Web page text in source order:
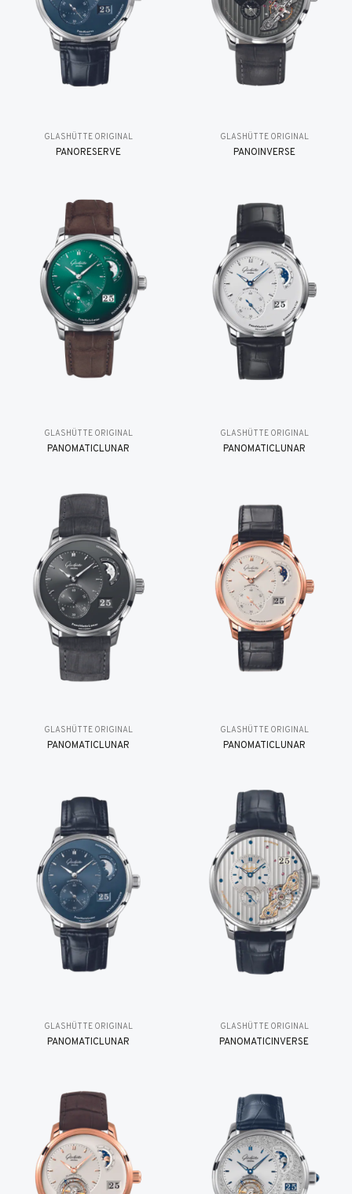
GLASHÜTTE ORIGINAL
PANORESERVE
GLASHÜTTE ORIGINAL
PANOINVERSE
GLASHÜTTE ORIGINAL
PANOMATICLUNAR
GLASHÜTTE ORIGINAL
PANOMATICLUNAR
GLASHÜTTE ORIGINAL
PANOMATICLUNAR
GLASHÜTTE ORIGINAL
PANOMATICLUNAR
GLASHÜTTE ORIGINAL
PANOMATICLUNAR
GLASHÜTTE ORIGINAL
PANOMATICINVERSE